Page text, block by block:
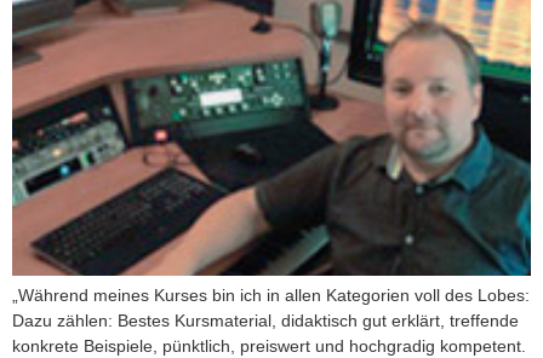
„Während meines Kurses bin ich in allen Kategorien voll des Lobes:
Dazu zählen: Bestes Kursmaterial, didaktisch gut erklärt, treffende
konkrete Beispiele, pünktlich, preiswert und hochgradig kompetent.